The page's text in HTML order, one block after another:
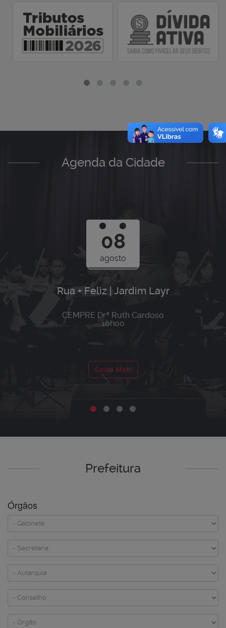
engenheiros
Legislação Municipal
Leis, Decretos, Plano Diretor, Lei Orgânica, Código de
Obras, Código Tributários, dentre outros.
Guias para Pagamento de Tributos Mobiliários
Emissão de 2º via das guias para pagamento dos
tributos mobiliários
Consulta ao Alvará de Construção - Obras Particulares
Consulta de multas, pontos na CNH.
Agenda da Cidade
08
agosto
Rua + Feliz | Jardim Layr
CEMPRE Drª Ruth Cardoso
10h00
Saiba Mais
Prefeitura
Órgãos